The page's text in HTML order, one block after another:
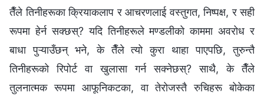
तैँले तिनीहरूका क्रियाकलाप र आचरणलाई वस्तुगत, निष्पक्ष, र सही
रूपमा हेर्न सक्छस्? यदि तिनीहरूले मण्डलीको काममा अवरोध र
बाधा पुऱ्याउँछन् भने, के तैँले त्यो कुरा थाहा पाएपछि, तुरुन्तै
तिनीहरूको रिपोर्ट वा खुलासा गर्न सक्नेछस्? साथै, के तैँले
तुलनात्मक रूपमा आफूनिकटका, वा तेरोजस्तै रुचिहरू बोकेका